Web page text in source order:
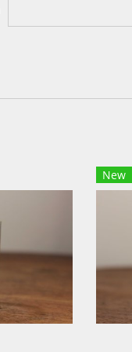
New